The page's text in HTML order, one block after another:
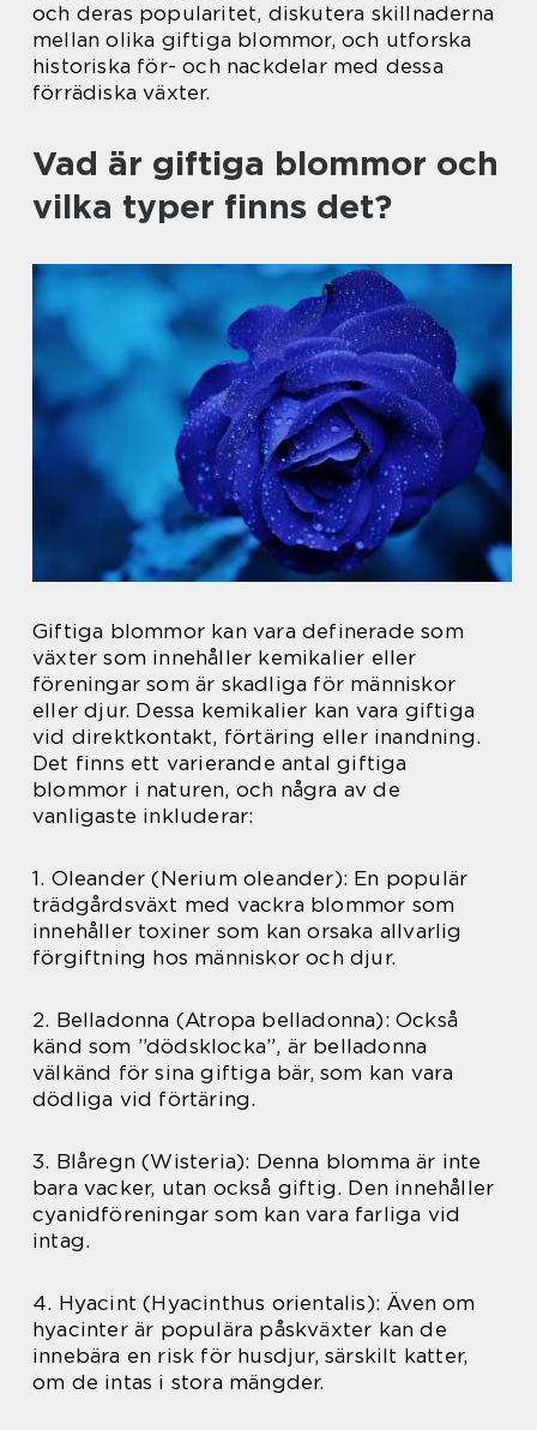
och deras popularitet, diskutera skillnaderna
mellan olika giftiga blommor, och utforska
historiska för- och nackdelar med dessa
förrädiska växter.
Vad är giftiga blommor och
vilka typer finns det?
Giftiga blommor kan vara definerade som
växter som innehåller kemikalier eller
föreningar som är skadliga för människor
eller djur. Dessa kemikalier kan vara giftiga
vid direktkontakt, förtäring eller inandning.
Det finns ett varierande antal giftiga
blommor i naturen, och några av de
vanligaste inkluderar:
1. Oleander (Nerium oleander): En populär
trädgårdsväxt med vackra blommor som
innehåller toxiner som kan orsaka allvarlig
förgiftning hos människor och djur.
2. Belladonna (Atropa belladonna): Också
känd som ”dödsklocka”, är belladonna
välkänd för sina giftiga bär, som kan vara
dödliga vid förtäring.
3. Blåregn (Wisteria): Denna blomma är inte
bara vacker, utan också giftig. Den innehåller
cyanidföreningar som kan vara farliga vid
intag.
4. Hyacint (Hyacinthus orientalis): Även om
hyacinter är populära påskväxter kan de
innebära en risk för husdjur, särskilt katter,
om de intas i stora mängder.